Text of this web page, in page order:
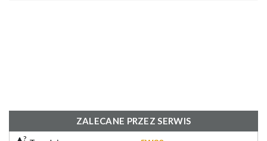
ZALECANE PRZEZ SERWIS